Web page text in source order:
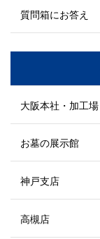
質問箱にお答え
大阪本社・加工場
お墓の展示館
神戸支店
高槻店